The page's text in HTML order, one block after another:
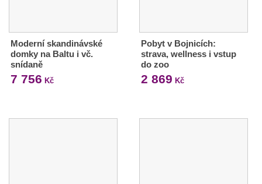
Moderní skandinávské
domky na Baltu i vč.
snídaně
7 756 Kč
Pobyt v Bojnicích:
strava, wellness i vstup
do zoo
2 869 Kč